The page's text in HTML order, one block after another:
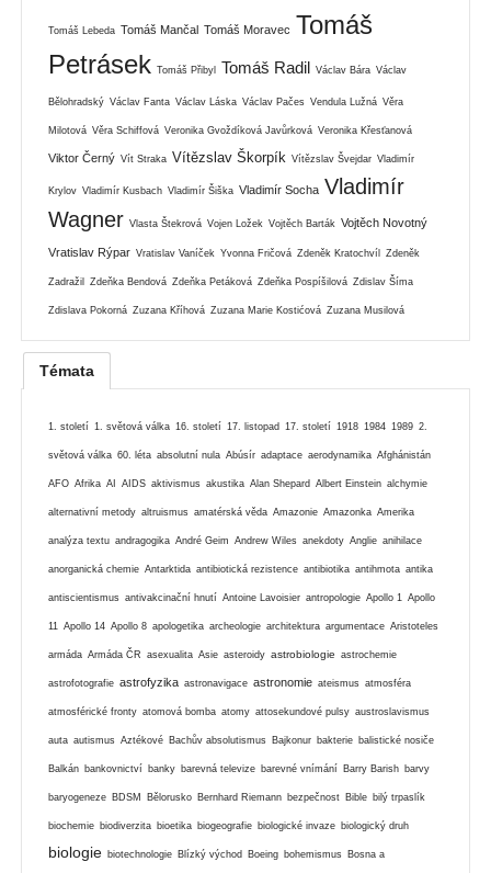
Tomáš Lebeda Tomáš Mančal Tomáš Moravec Tomáš
Petrásek Tomáš Přibyl Tomáš Radil Václav Bára Václav
Bělohradský Václav Fanta Václav Láska Václav Pačes Vendula Lužná Věra
Milotová Věra Schiffová Veronika Gvoždíková Javůrková Veronika Křesťanová
Viktor Černý Vít Straka Vítězslav Škorpík Vítězslav Švejdar Vladimír
Krylov Vladimír Kusbach Vladimír Šiška Vladimír Socha Vladimír
Wagner Vlasta Štekrová Vojen Ložek Vojtěch Barták Vojtěch Novotný
Vratislav Rýpar Vratislav Vaníček Yvonna Fričová Zdeněk Kratochvíl Zdeněk
Zadražil Zdeňka Bendová Zdeňka Petáková Zdeňka Pospíšilová Zdislav Šíma
Zdislava Pokorná Zuzana Kříhová Zuzana Marie Kostićová Zuzana Musilová
Témata
1. století 1. světová válka 16. století 17. listopad 17. století 1918 1984 1989 2.
světová válka 60. léta absolutní nula Abúsír adaptace aerodynamika Afghánistán
AFO Afrika AI AIDS aktivismus akustika Alan Shepard Albert Einstein alchymie
alternativní metody altruismus amatérská věda Amazonie Amazonka Amerika
analýza textu andragogika André Geim Andrew Wiles anekdoty Anglie anihilace
anorganická chemie Antarktida antibiotická rezistence antibiotika antihmota antika
antiscientismus antivakcinační hnutí Antoine Lavoisier antropologie Apollo 1 Apollo
11 Apollo 14 Apollo 8 apologetika archeologie architektura argumentace Aristoteles
armáda Armáda ČR asexualita Asie asteroidy astrobiologie astrochemie
astrofotografie astrofyzika astronavigace astronomie ateismus atmosféra
atmosférické fronty atomová bomba atomy attosekundové pulsy austroslavismus
auta autismus Aztékové Bachův absolutismus Bajkonur bakterie balistické nosiče
Balkán bankovnictví banky barevná televize barevné vnímání Barry Barish barvy
baryogeneze BDSM Bělorusko Bernhard Riemann bezpečnost Bible bilý trpaslík
biochemie biodiverzita bioetika biogeografie biologické invaze biologický druh
biologie biotechnologie Blízký východ Boeing bohemismus Bosna a